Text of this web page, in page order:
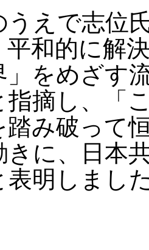
えで志位
平和的に解
」をめざす
指摘し、「
踏み破って
きに、日本
表明しまし